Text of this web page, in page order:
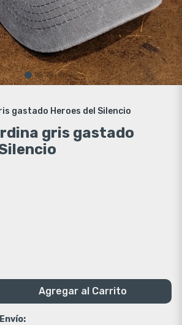
gastado Heroes del Silencio
gris gastado
Agregar al Carrito